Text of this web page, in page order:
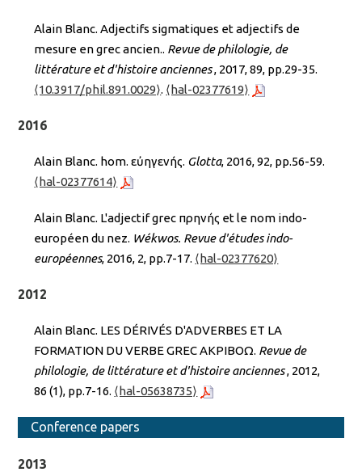
Alain Blanc. Adjectifs sigmatiques et adjectifs de
mesure en grec ancien.. Revue de philologie, de
littérature et d'histoire anciennes, 2017, 89, pp.29-35.
⟨10.3917/phil.891.0029⟩. ⟨hal-02377619⟩
2016
Alain Blanc. hom. εὐηγενής. Glotta, 2016, 92, pp.56-59.
⟨hal-02377614⟩
Alain Blanc. L'adjectif grec πρηνής et le nom indo-
européen du nez. Wékwos. Revue d'études indo-
européennes, 2016, 2, pp.7-17. ⟨hal-02377620⟩
2012
Alain Blanc. LES DÉRIVÉS D'ADVERBES ET LA
FORMATION DU VERBE GREC ΑΚΡΙΒΟΩ. Revue de
philologie, de littérature et d'histoire anciennes, 2012,
86 (1), pp.7-16. ⟨hal-05638735⟩
Conference papers
2013